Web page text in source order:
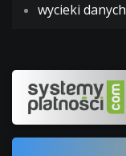
wycieki danych